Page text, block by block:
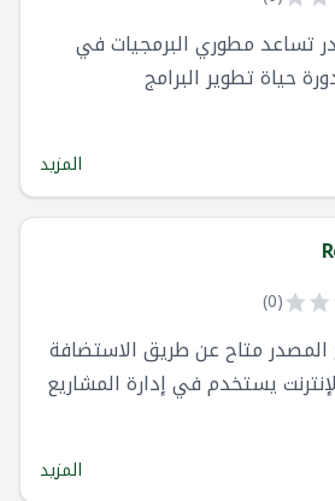
تساعد مطوري البرمجيات في
حياة تطوير البرامج
المزيد
(
0
)
المصدر متاح عن طريق الاستضافة
يستخدم في إدارة المشاريع
المزيد